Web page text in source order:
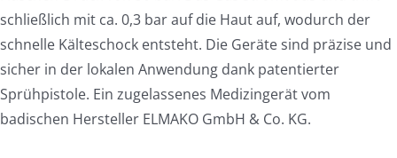
schließlich mit ca. 0,3 bar auf die Haut auf, wodurch der
schnelle Kälteschock entsteht. Die Geräte sind präzise und
sicher in der lokalen Anwendung dank patentierter
Sprühpistole. Ein zugelassenes Medizingerät vom
badischen Hersteller ELMAKO GmbH & Co. KG.